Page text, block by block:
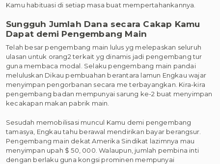
Kamu habituasi di setiap masa buat mempertahankannya.
Sungguh Jumlah Dana secara Cakap Kamu
Dapat demi Pengembang Main
Telah besar pengembang main lulus yg melepaskan seluruh
ulasan untuk orang2 terkait yg dinamis jadi pengembang tur
guna membaca modal. Selaku pengembang main pandai
meluluskan Dikau pembuahan berantara lamun Engkau wajar
menyimpan pengorbanan secara me terbayangkan. Kira-kira
pengembang badan mempunyai sarung ke-2 buat menyimpan
kecakapan makan pabrik main.
Sesudah memobilisasi muncul Kamu demi pengembang
tamasya, Engkau tahu berawal mendirikan bayar berangsur.
Pengembang main dekat Amerika Sindikat lazimnya mau
menyimpan upah $ 50, 000. Walaupun, jumlah pembina inti
dengan berlaku guna kongsi prominen mempunyai